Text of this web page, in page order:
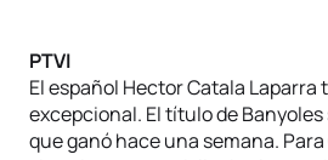
PTVI
El español Hector Catala Laparra
excepcional. El título de
que ganó hace una semana.